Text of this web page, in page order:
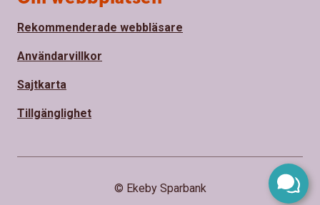
Rekommenderade webbläsare
Användarvillkor
Sajtkarta
Tillgänglighet
© Ekeby Sparbank